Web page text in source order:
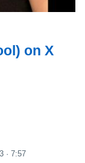
on X
· 7:57